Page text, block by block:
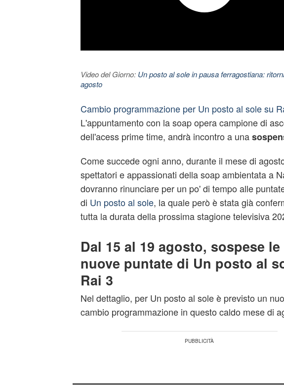
Video del Giorno: Un posto al sole in pausa ferragostiana:
agosto
Cambio programmazione per Un posto al sole su
L'appuntamento con la soap opera campione di
dell'acess prime time, andrà incontro a una
Come succede ogni anno, durante il mese di
spettatori e appassionati della soap ambientata a
dovranno rinunciare per un po' di tempo alle
di Un posto al sole, la quale però è stata già
tutta la durata della prossima stagione televisiva
Dal 15 al 19 agosto, sospese le
nuove puntate di Un posto al
Rai 3
Nel dettaglio, per Un posto al sole è previsto un
cambio programmazione in questo caldo mese di